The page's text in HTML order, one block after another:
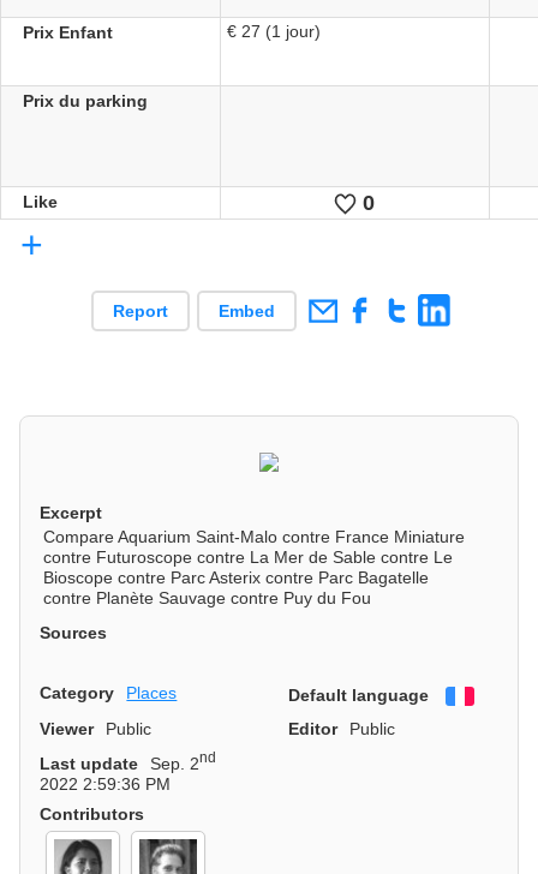
Prix Enfant € 27 (1 jour)
Prix du parking
Like Likes
0
+
Report Embed
Excerpt
Compare Aquarium Saint-Malo contre France Miniature
contre Futuroscope contre La Mer de Sable contre Le
Bioscope contre Parc Asterix contre Parc Bagatelle
contre Planète Sauvage contre Puy du Fou
Sources
Category Places Default language
Viewer
Public Editor
Public
Last update
Sep. 2nd
2022 2:59:36 PM
Contributors